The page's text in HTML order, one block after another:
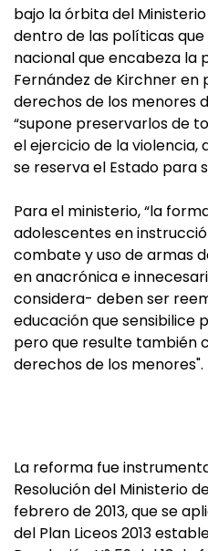
bajo la órbita del
dentro de las políticas
nacional que encabeza la
Fernández de Kirchner
derechos de los menores
“supone preservarlos de
el ejercicio de la
se reserva el Estado para
Para el ministerio, “la
adolescentes en
combate y uso de armas
en anacrónica e
considera- deben ser
educación que sensibilice
pero que resulte también
derechos de los menores".
La reforma fue
Resolución del Ministerio
febrero de 2013, que se
del Plan Liceos 2013